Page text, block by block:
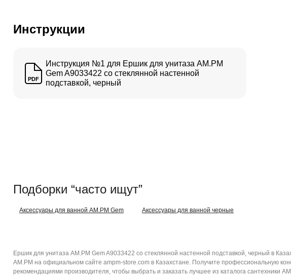
Инструкции
PDF
Инструкция №1 для Ершик для унитаза AM.PM
Gem A9033422 со стеклянной настенной
подставкой, черный
Подборки “часто ищут”
Аксессуары для ванной AM.PM Gem Аксессуары для ванной черные
Ершик для унитаза AM.PM Gem A9033422 со стеклянной настенной подставкой, черный в
AM.PM на официальном сайте ampm-store.com в Казахстане. Получите профессиональную
рекомендациями производителя, чтобы выбрать и заказать лучшее из каталога сантехники